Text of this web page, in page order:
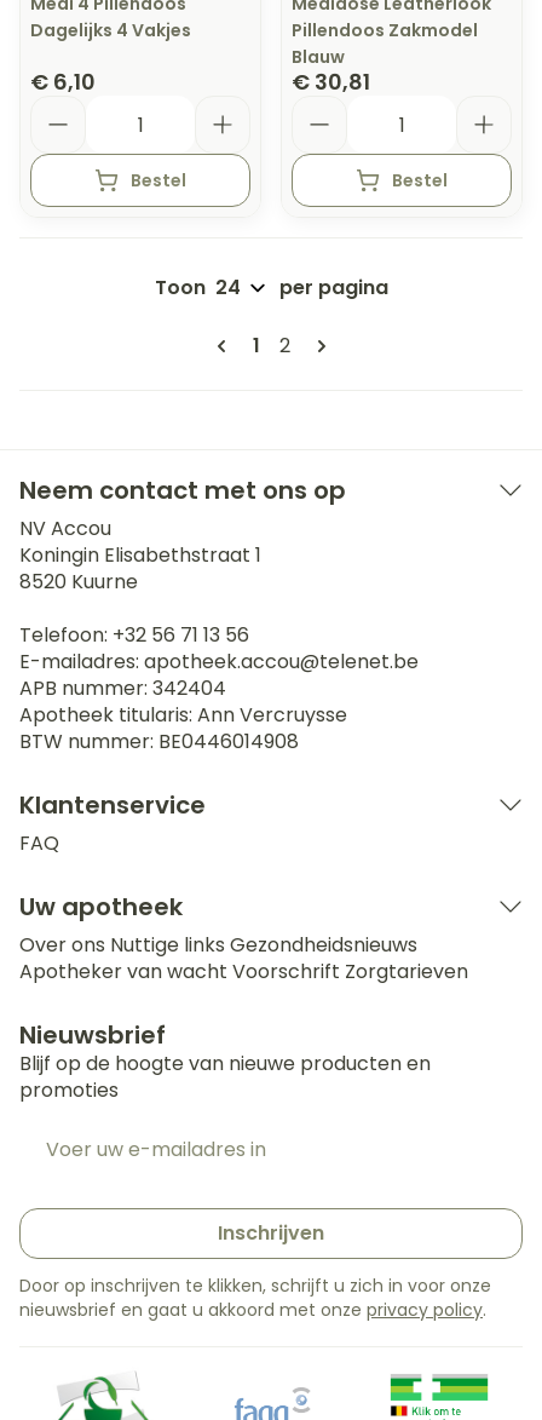
Dagelijks 4 Vakjes
€ 6,10
Bestel
Pillendoos Zakmodel
Blauw
€ 30,81
Bestel
Pagina's
U lees momenteel pagina
1 Pagina
2
Toon per pagina
Neem contact met ons op
NV Accou
Koningin Elisabethstraat 1
8520 Kuurne
Telefoon: +32 56 71 13 56
E-mailadres: apotheek.accou@telenet.be
APB nummer: 342404
Apotheek titularis: Ann Vercruysse
BTW nummer: BE0446014908
Klantenservice
FAQ
Uw apotheek
Over ons Nuttige links Gezondheidsnieuws
Apotheker van wacht Voorschrift Zorgtarieven
Nieuwsbrief
Blijf op de hoogte van nieuwe producten en
promoties
Inschrijven
Door op inschrijven te klikken, schrijft u zich in voor onze
nieuwsbrief en gaat u akkoord met onze privacy policy.